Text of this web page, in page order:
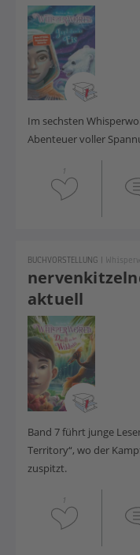
Im sechsten
Abenteuer voller
1
aktuell
BUCHVORSTELLUNG |
Band 7 führt junge
Territory“, wo der
zuspitzt.
1